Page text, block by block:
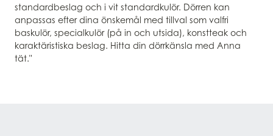
standardbeslag och i vit standardkulör. Dörren kan
anpassas efter dina önskemål med tillval som valfri
baskulör, specialkulör (på in och utsida), konstteak och
karaktäristiska beslag. Hitta din dörrkänsla med Anna
tät."